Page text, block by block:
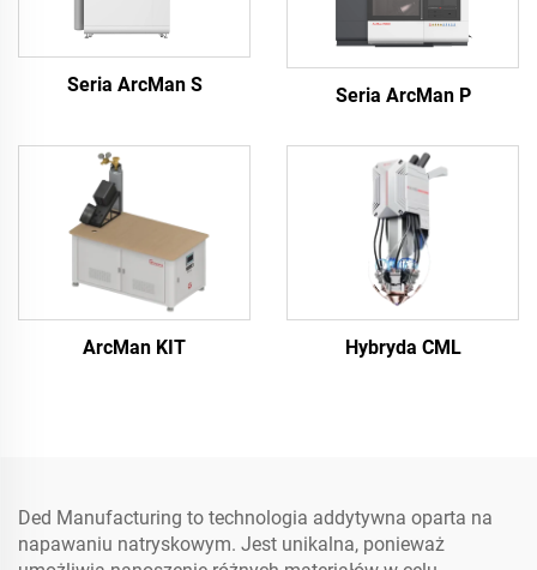
Seria ArcMan S Seria ArcMan P
ArcMan KIT Hybryda CML
Ded Manufacturing to technologia addytywna oparta na
napawaniu natryskowym. Jest unikalna, ponieważ